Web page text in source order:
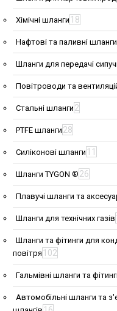
Хімічні шланги 18
Нафтові та паливні шланги
Шланги для передачі
Повітроводи та
Стальні шланги 2
PTFE шланги 28
Силіконові шланги 11
Шланги TYGON ® 26
Плавучі шланги та
Шланги для технічних газів
Шланги та фітинги для
повітря 102
Гальмівні шланги та
Автомобільні шланги та